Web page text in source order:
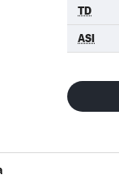
TD
ASI